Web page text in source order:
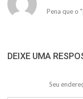
Pena que o
DEIXE UMA
Seu